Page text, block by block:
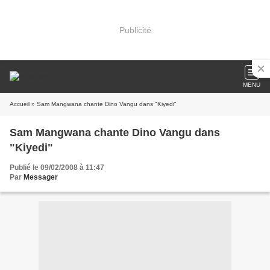
Publicité
MENU
Accueil » Sam Mangwana chante Dino Vangu dans "Kiyedi"
Sam Mangwana chante Dino Vangu dans
"Kiyedi"
Publié le 09/02/2008 à 11:47
Par Messager